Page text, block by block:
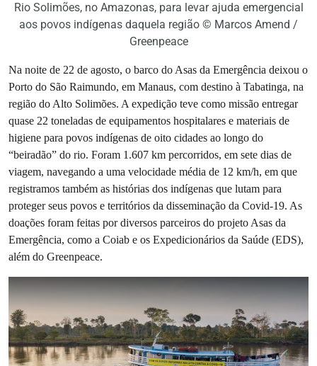
Rio Solimões, no Amazonas, para levar ajuda emergencial
aos povos indígenas daquela região © Marcos Amend /
Greenpeace
Na noite de 22 de agosto, o barco do Asas da Emergência deixou o
Porto do São Raimundo, em Manaus, com destino à Tabatinga, na
região do Alto Solimões. A expedição teve como missão entregar
quase 22 toneladas de equipamentos hospitalares e materiais de
higiene para povos indígenas de oito cidades ao longo do
“beiradão” do rio. Foram 1.607 km percorridos, em sete dias de
viagem, navegando a uma velocidade média de 12 km/h, em que
registramos também as histórias dos indígenas que lutam para
proteger seus povos e territórios da disseminação da Covid-19. As
doações foram feitas por diversos parceiros do projeto Asas da
Emergência, como a Coiab e os Expedicionários da Saúde (EDS),
além do Greenpeace.